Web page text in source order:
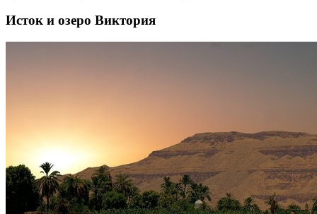
Исток и озеро Виктория